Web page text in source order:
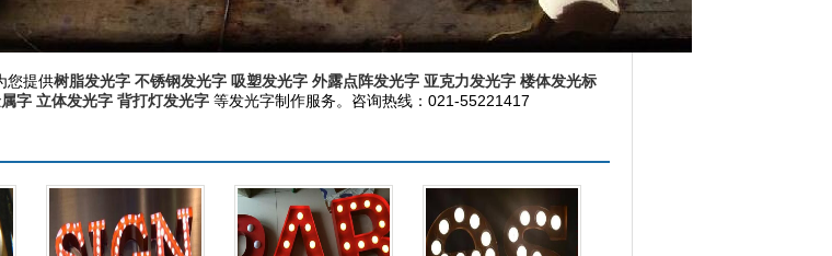
您提供树脂发光字 不锈钢发光字 吸塑发光字 外露点阵发光字 亚克力发光字 楼体发光标
字 立体发光字 背打灯发光字 等发光字制作服务。咨询热线：021-55221417